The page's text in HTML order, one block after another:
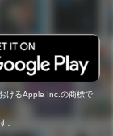
けるApple Inc.の商標で
。